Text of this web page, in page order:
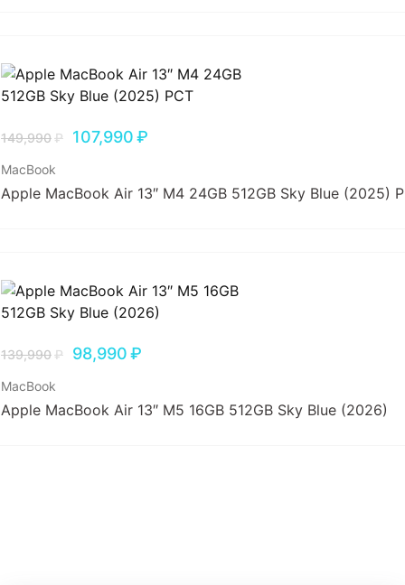
149,990₽ 107,990₽
MacBook
Apple MacBook Air 13″ M4 24GB 512GB Sky Blue (2025)
139,990₽ 98,990₽
MacBook
Apple MacBook Air 13″ M5 16GB 512GB Sky Blue (2026)